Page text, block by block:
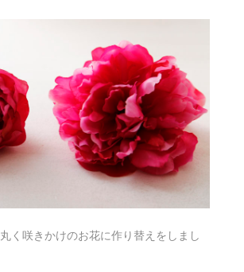
丸く咲きかけのお花に作り替えをしまし